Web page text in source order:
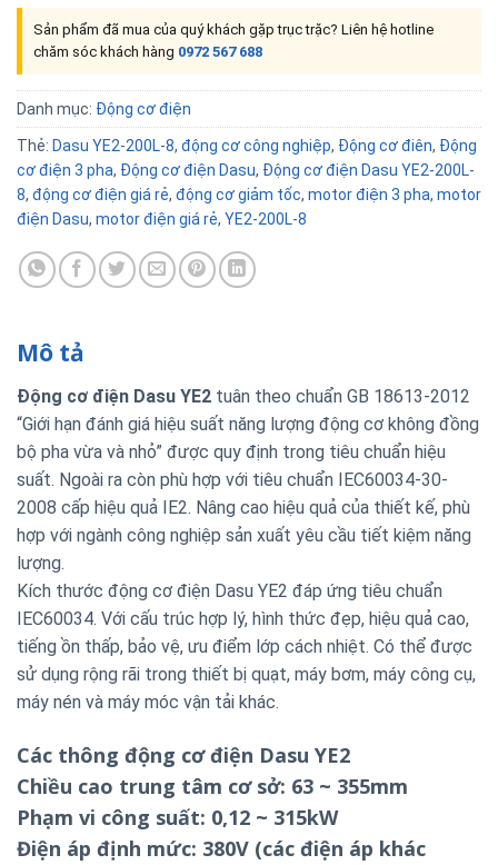
Sản phẩm đã mua của quý khách gặp trục trặc? Liên hệ hotline
chăm sóc khách hàng 0972 567 688
Danh mục: Động cơ điện
Thẻ: Dasu YE2-200L-8, động cơ công nghiệp, Động cơ điên, Động
cơ điện 3 pha, Động cơ điện Dasu, Động cơ điện Dasu YE2-200L-
8, động cơ điện giá rẻ, động cơ giảm tốc, motor điện 3 pha, motor
điện Dasu, motor điện giá rẻ, YE2-200L-8
Mô tả
Động cơ điện Dasu YE2 tuân theo chuẩn GB 18613-2012
“Giới hạn đánh giá hiệu suất năng lượng động cơ không đồng
bộ pha vừa và nhỏ” được quy định trong tiêu chuẩn hiệu
suất. Ngoài ra còn phù hợp với tiêu chuẩn IEC60034-30-
2008 cấp hiệu quả IE2. Nâng cao hiệu quả của thiết kế, phù
hợp với ngành công nghiệp sản xuất yêu cầu tiết kiệm năng
lượng.
Kích thước động cơ điện Dasu YE2 đáp ứng tiêu chuẩn
IEC60034. Với cấu trúc hợp lý, hình thức đẹp, hiệu quả cao,
tiếng ồn thấp, bảo vệ, ưu điểm lớp cách nhiệt. Có thể được
sử dụng rộng rãi trong thiết bị quạt, máy bơm, máy công cụ,
máy nén và máy móc vận tải khác.
Các thông động cơ điện Dasu YE2
Chiều cao trung tâm cơ sở: 63 ~ 355mm
Phạm vi công suất: 0,12 ~ 315kW
Điện áp định mức: 380V (các điện áp khác